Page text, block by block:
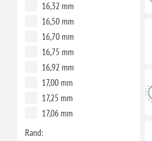
16,32 mm
16,50 mm
16,70 mm
16,75 mm
16,92 mm
17,00 mm
17,25 mm
17,06 mm
Rand: